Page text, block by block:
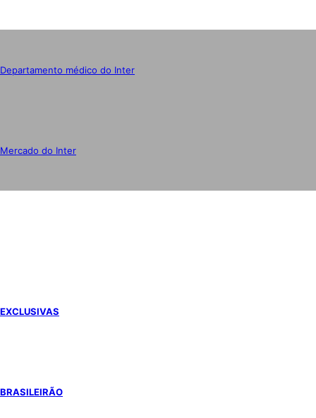
Departamento médico do Inter
Mercado do Inter
EXCLUSIVAS
BRASILEIRÃO